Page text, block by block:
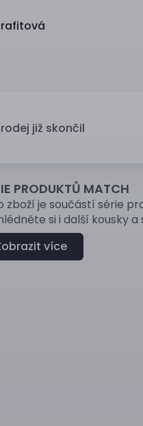
již skončil
PRODUKTŮ MATCH
zboží je součástí série
si i další kousky
více